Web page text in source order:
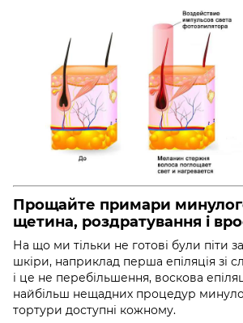
Прощайте примари
щетина, роздратування і
На що ми тільки не готові були піти
шкіри, наприклад перша епіляція зі
і це не перебільшення, воскова
найбільш нещадних процедур
тортури доступні кожному.